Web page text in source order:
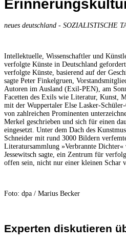
neues deutschland - SOZIALISTISCHE
Intellektuelle, Wissenschaftler und
verfolgte Künste in Deutschland
verfolgte Künste, basierend auf der
sagte Peter Finkelgruen,
Autoren im Ausland (Exil-PEN), am
Facetten des Exils wie Literatur, Kunst,
mit der Wuppertaler Else Lasker-
von zahlreichen Prominenten
Merkel geschrieben und sich für einen
eingesetzt. Unter dem Dach des
Schneider mit rund 3000 Bildern
Literatursammlung »Verbrannte
Jessewitsch sagte, ein Zentrum für
offen sein, nicht nur einer kleinen Schar
Foto: dpa / Marius Becker
Experten diskutieren